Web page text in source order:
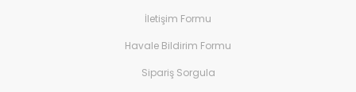
İletişim Formu
Havale Bildirim Formu
Sipariş Sorgula